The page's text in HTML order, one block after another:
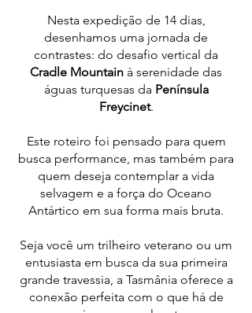
Nesta expedição de 14 dias,
desenhamos uma jornada de
contrastes: do desafio vertical da
Cradle Mountain à serenidade das
águas turquesas da Península
Freycinet.
Este roteiro foi pensado para quem
busca performance, mas também para
quem deseja contemplar a vida
selvagem e a força do Oceano
Antártico em sua forma mais bruta.
Seja você um trilheiro veterano ou um
entusiasta em busca da sua primeira
grande travessia, a Tasmânia oferece a
conexão perfeita com o que há de